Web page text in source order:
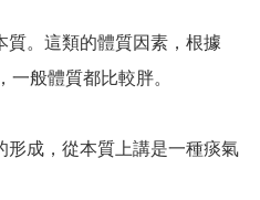
質。這類的體質因素，根據
一般體質都比較胖。
形成，從本質上講是一種痰氣